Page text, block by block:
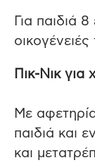
Για παιδιά
Πικ-Νικ
Με
παιδιά και
και